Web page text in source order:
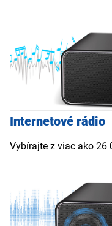
Internetové rádio
Vybírajte z viac ako 26